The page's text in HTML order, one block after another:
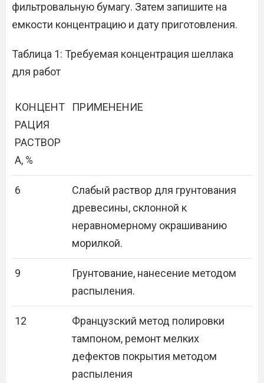
фильтровальную бумагу. Затем запишите на
емкости концентрацию и дату приготовления.
Таблица 1: Требуемая концентрация шеллака
для работ
КОНЦЕНТ
РАЦИЯ
РАСТВОР
А, %
ПРИМЕНЕНИЕ
6
Слабый раствор для грунтования
древесины, склонной к
неравномерному окрашиванию
морилкой.
9
Грунтование, нанесение методом
распыления.
12
Французский метод полировки
тампоном, ремонт мелких
дефектов покрытия методом
распыления